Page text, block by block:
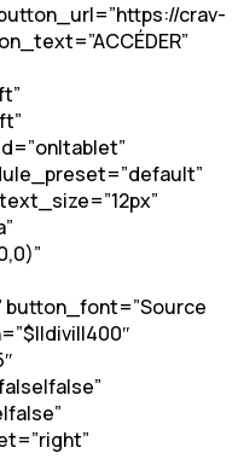
crav-
button_font=”Source